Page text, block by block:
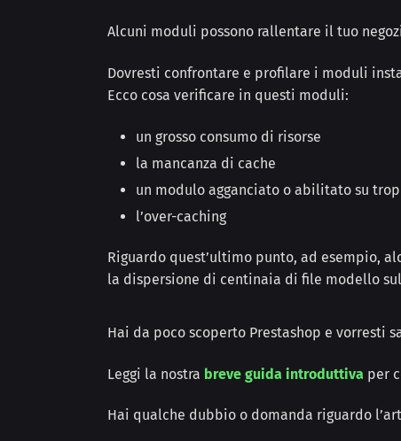
Alcuni moduli possono rallentare il tuo
Dovresti confrontare e profilare i moduli
Ecco cosa verificare in questi moduli:
un grosso consumo di risorse
la mancanza di cache
un modulo agganciato o abilitato su
l’over-caching
Riguardo quest’ultimo punto, ad esempio,
la dispersione di centinaia di file modello
Hai da poco scoperto Prestashop e vorresti
Leggi la nostra breve guida introduttiva per
Hai qualche dubbio o domanda riguardo